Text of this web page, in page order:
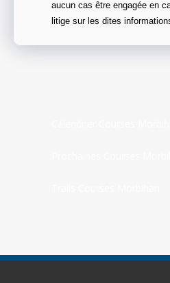
aucun cas être engagée en
litige sur les dites